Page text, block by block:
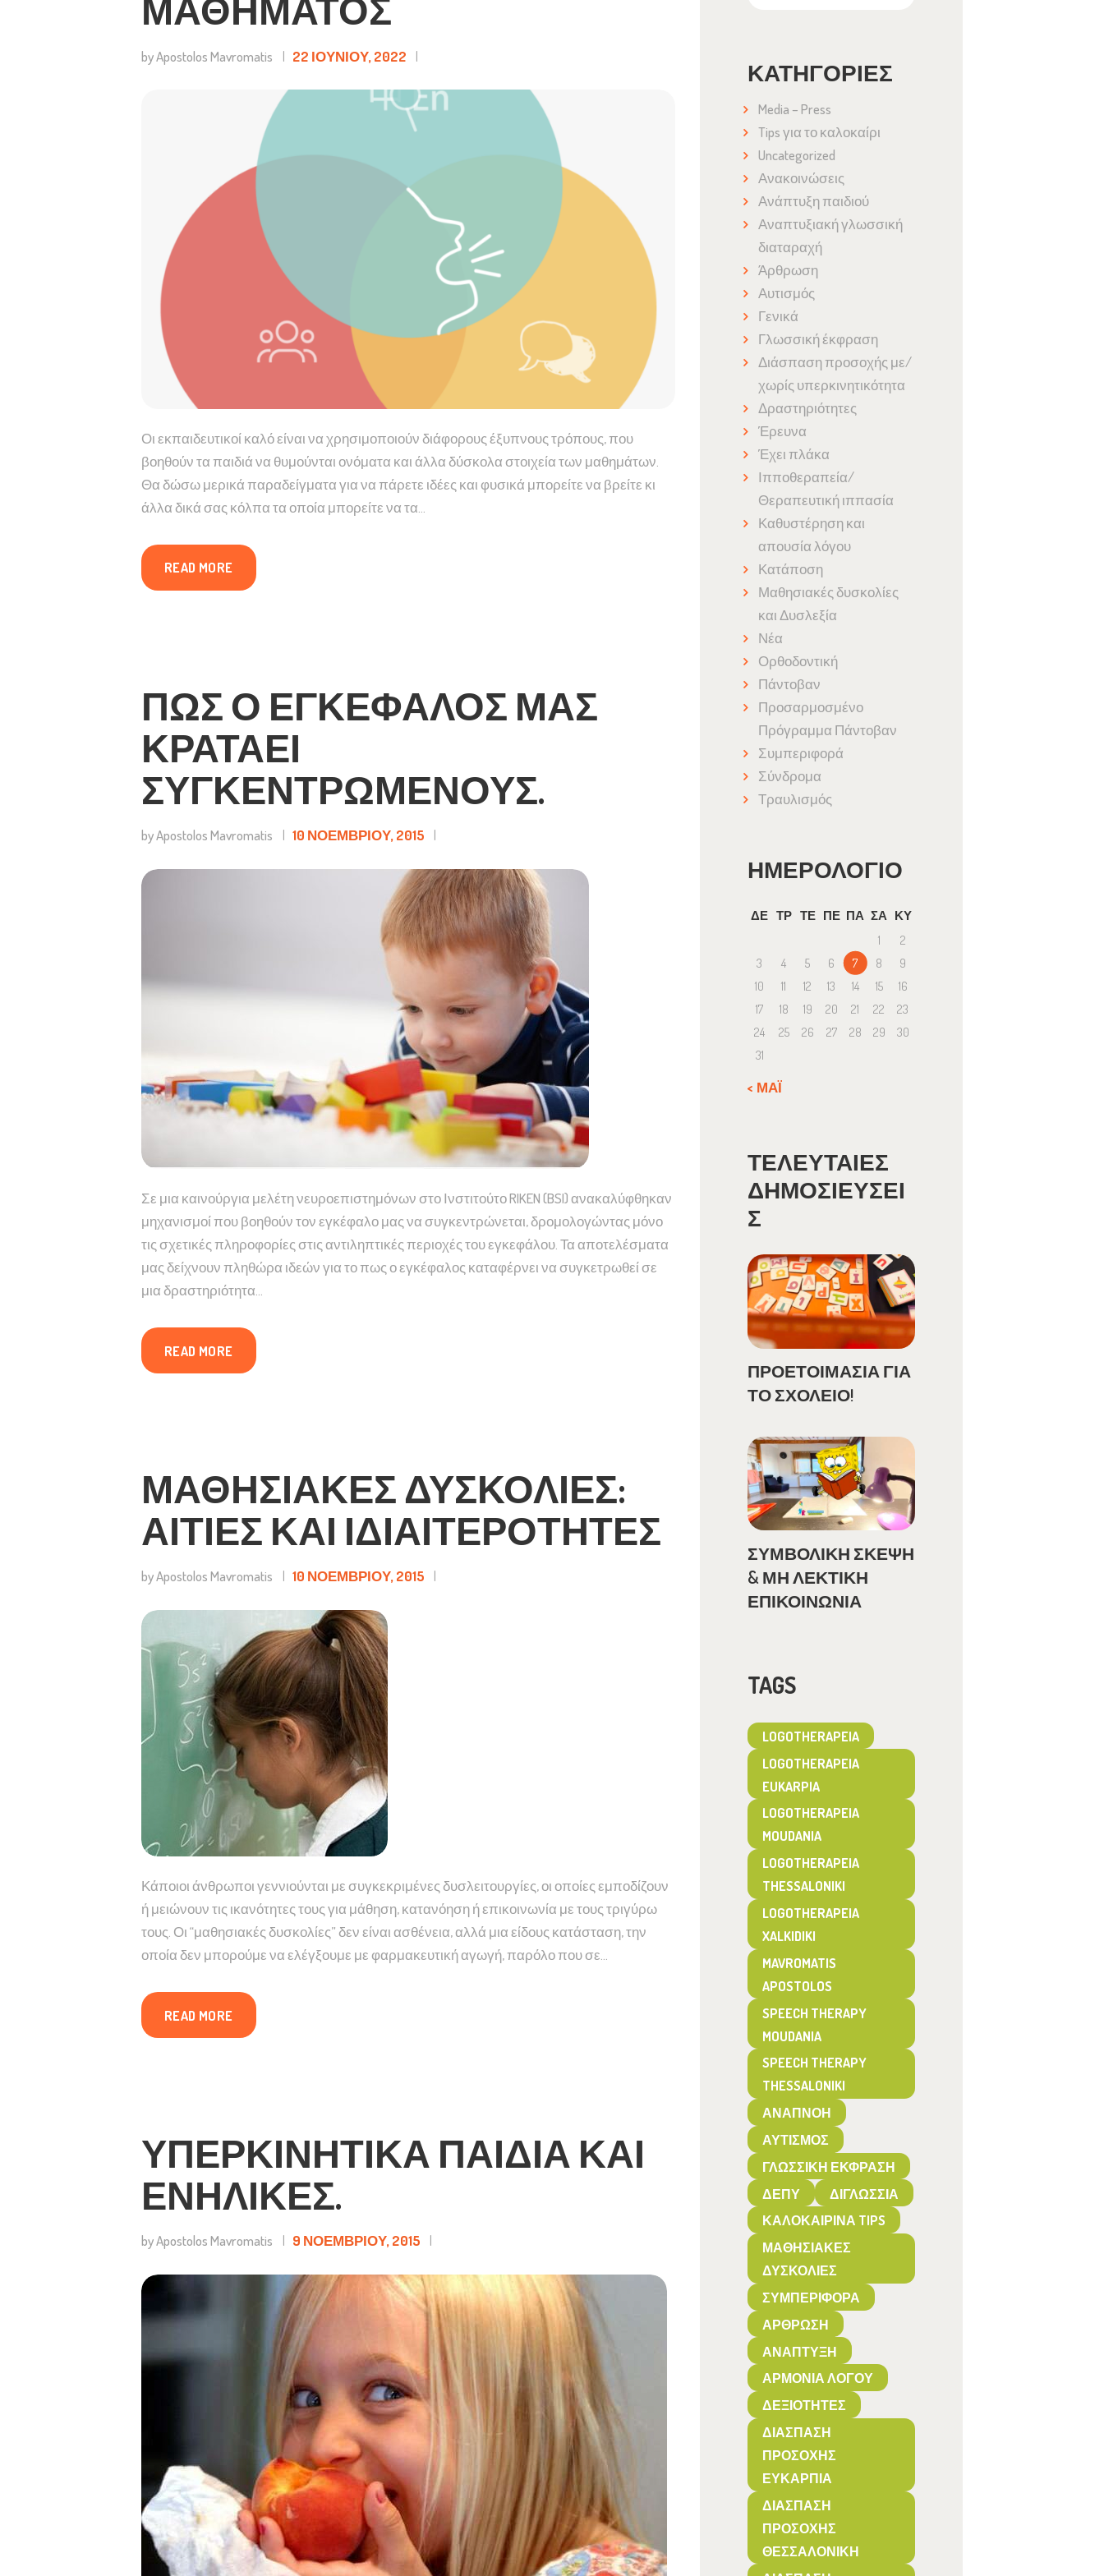
by Apostolos Mavromatis 22 ΙΟΥΝΊΟΥ, 2022
Οι εκπαιδευτικοί καλό είναι να χρησιμοποιούν διάφορους έξυπνους τρόπους, που
βοηθούν τα παιδιά να θυμούνται ονόματα και άλλα δύσκολα στοιχεία των μαθημάτων.
Θα δώσω μερικά παραδείγματα για να πάρετε ιδέες και φυσικά μπορείτε να βρείτε κι
άλλα δικά σας κόλπα τα οποία μπορείτε να τα…
READ MORE
ΠΩΣ Ο ΕΓΚΈΦΑΛΌΣ ΜΑΣ
ΚΡΑΤΆΕΙ
ΣΥΓΚΕΝΤΡΩΜΈΝΟΥΣ.
by Apostolos Mavromatis 10 ΝΟΕΜΒΡΊΟΥ, 2015
Σε μια καινούργια μελέτη νευροεπιστημόνων στο Ινστιτούτο RIKEN (BSI) ανακαλύφθηκαν
μηχανισμοί που βοηθούν τον εγκέφαλο μας να συγκεντρώνεται, δρομολογώντας μόνο
τις σχετικές πληροφορίες στις αντιληπτικές περιοχές του εγκεφάλου. Τα αποτελέσματα
μας δείχνουν πληθώρα ιδεών για το πως ο εγκέφαλος καταφέρνει να συγκετρωθεί σε
μια δραστηριότητα…
READ MORE
ΜΑΘΗΣΙΑΚΈΣ ΔΥΣΚΟΛΊΕΣ:
ΑΙΤΊΕΣ ΚΑΙ ΙΔΙΑΙΤΕΡΌΤΗΤΕΣ
by Apostolos Mavromatis 10 ΝΟΕΜΒΡΊΟΥ, 2015
Κάποιοι άνθρωποι γεννιούνται με συγκεκριμένες δυσλειτουργίες, οι οποίες εμποδίζουν
ή μειώνουν τις ικανότητες τους για μάθηση, κατανόηση ή επικοινωνία με τους τριγύρω
τους. Οι “μαθησιακές δυσκολίες” δεν είναι ασθένεια, αλλά μια είδους κατάσταση, την
οποία δεν μπορούμε να ελέγξουμε με φαρμακευτική αγωγή, παρόλο που σε…
READ MORE
ΥΠΕΡΚΙΝΗΤΙΚΆ ΠΑΙΔΙΆ ΚΑΙ
ΕΝΉΛΙΚΕΣ.
by Apostolos Mavromatis 9 ΝΟΕΜΒΡΊΟΥ, 2015
ΚΑΤΗΓΟΡΊΕΣ
Media – Press
Tips για το καλοκαίρι
Uncategorized
Ανακοινώσεις
Ανάπτυξη παιδιού
Αναπτυξιακή γλωσσική
διαταραχή
Άρθρωση
Αυτισμός
Γενικά
Γλωσσική έκφραση
Διάσπαση προσοχής με/
χωρίς υπερκινητικότητα
Δραστηριότητες
Έρευνα
Έχει πλάκα
Ιπποθεραπεία/
Θεραπευτική ιππασία
Καθυστέρηση και
απουσία λόγου
Κατάποση
Μαθησιακές δυσκολίες
και Δυσλεξία
Νέα
Ορθοδοντική
Πάντοβαν
Προσαρμοσμένο
Πρόγραμμα Πάντοβαν
Συμπεριφορά
Σύνδρομα
Τραυλισμός
ΗΜΕΡΟΛΌΓΙΟ
ΔΕ ΤΡ ΤΕ ΠΕ ΠΑ ΣΑ ΚΥ
1
2
3
4 5 6 7 8
9
10
11 12 13 14 15
16
17
18 19 20 21 22
23
24
25 26 27 28 29
30
31
« ΜΆΙ
ΤΕΛΕΥΤΑΊΕΣ
ΔΗΜΟΣΙΕΎΣΕΙ
Σ
ΠΡΟΕΤΟΙΜΑΣΙΑ ΓΙΑ
ΤΟ ΣΧΟΛΕΙΟ!
ΣΥΜΒΟΛΙΚΗ ΣΚΕΨΗ
& ΜΗ ΛΕΚΤΙΚΗ
ΕΠΙΚΟΙΝΩΝΙΑ
TAGS
LOGOTHERAPEIA
LOGOTHERAPEIA
EUKARPIA
LOGOTHERAPEIA
MOUDANIA
LOGOTHERAPEIA
THESSALONIKI
LOGOTHERAPEIA
XALKIDIKI
MAVROMATIS
APOSTOLOS
SPEECH THERAPY
MOUDANIA
SPEECH THERAPY
THESSALONIKI
ΑΝΑΠΝΟΉ
ΑΥΤΙΣΜΌΣ
ΓΛΩΣΣΙΚΉ ΈΚΦΡΑΣΗ
ΔΕΠΥ
ΔΙΓΛΩΣΣΊΑ
ΚΑΛΟΚΑΙΡΙΝΆ TIPS
ΜΑΘΗΣΙΑΚΈΣ
ΔΥΣΚΟΛΊΕΣ
ΣΥΜΠΕΡΙΦΟΡΆ
ΆΡΘΡΩΣΗ
ΑΝΆΠΤΥΞΗ
ΑΡΜΟΝΊΑ ΛΌΓΟΥ
ΔΕΞΙΌΤΗΤΕΣ
ΔΙΆΣΠΑΣΗ
ΠΡΟΣΟΧΉΣ
ΕΥΚΑΡΠΊΑ
ΔΙΆΣΠΑΣΗ
ΠΡΟΣΟΧΉΣ
ΘΕΣΣΑΛΟΝΊΚΗ